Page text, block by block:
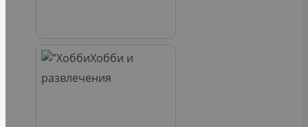
Хобби и
развлечения